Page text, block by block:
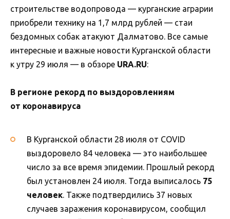
строительстве водопровода — курганские аграрии
приобрели технику на 1,7 млрд рублей — стаи
бездомных собак атакуют Далматово. Все самые
интересные и важные новости Курганской области
к утру 29 июля — в обзоре URA.RU:
В регионе рекорд по выздоровлениям
от коронавируса
В Курганской области 28 июля от COVID
выздоровело 84 человека — это наибольшее
число за все время эпидемии. Прошлый рекорд
был установлен 24 июля. Тогда выписалось 75
человек. Также подтвердились 37 новых
случаев заражения коронавирусом, сообщил